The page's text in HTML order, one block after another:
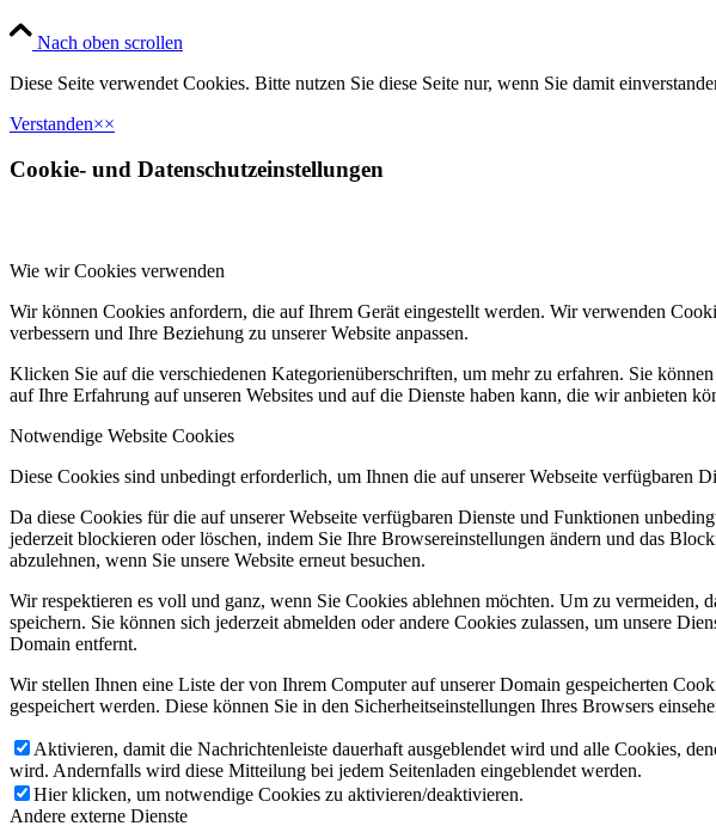
Nach oben scrollen
Diese Seite verwendet Cookies. Bitte nutzen Sie diese Seite nur, wenn Sie damit
Verstanden××
Cookie- und Datenschutzeinstellungen
Wie wir Cookies verwenden
Wir können Cookies anfordern, die auf Ihrem Gerät eingestellt werden. Wir verwenden
verbessern und Ihre Beziehung zu unserer Website anpassen.
Klicken Sie auf die verschiedenen Kategorienüberschriften, um mehr zu erfahren. Sie
auf Ihre Erfahrung auf unseren Websites und auf die Dienste haben kann, die wir anbieten
Notwendige Website Cookies
Diese Cookies sind unbedingt erforderlich, um Ihnen die auf unserer Webseite verfügbaren
Da diese Cookies für die auf unserer Webseite verfügbaren Dienste und Funktionen
jederzeit blockieren oder löschen, indem Sie Ihre Browsereinstellungen ändern und das
abzulehnen, wenn Sie unsere Website erneut besuchen.
Wir respektieren es voll und ganz, wenn Sie Cookies ablehnen möchten. Um zu
speichern. Sie können sich jederzeit abmelden oder andere Cookies zulassen, um unsere
Domain entfernt.
Wir stellen Ihnen eine Liste der von Ihrem Computer auf unserer Domain gespeicherten
gespeichert werden. Diese können Sie in den Sicherheitseinstellungen Ihres Browsers
Aktivieren, damit die Nachrichtenleiste dauerhaft ausgeblendet wird und alle Cookies,
wird. Andernfalls wird diese Mitteilung bei jedem Seitenladen eingeblendet werden.
Hier klicken, um notwendige Cookies zu aktivieren/deaktivieren.
Andere externe Dienste